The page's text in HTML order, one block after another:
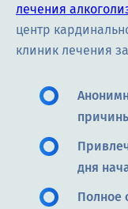
лечения
центр
клиник лечения
дня
Полное